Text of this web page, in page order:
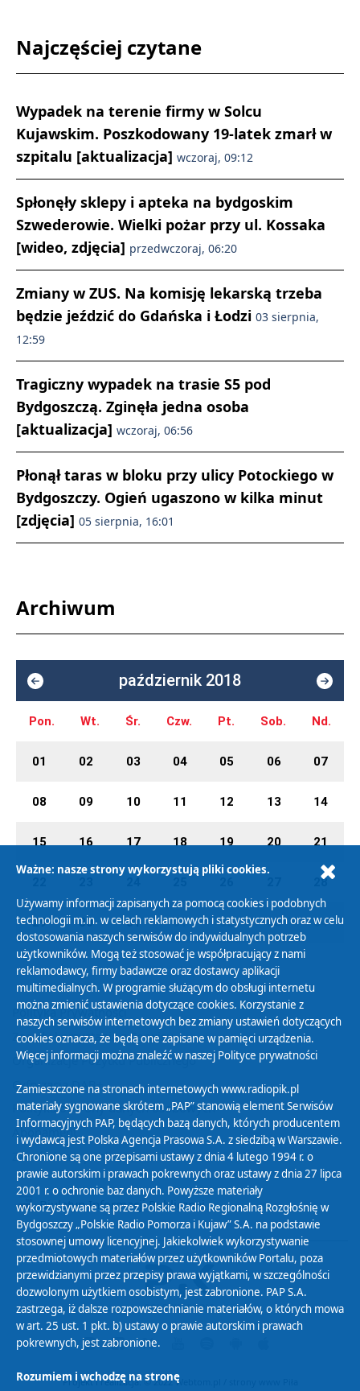
Najczęściej czytane
Wypadek na terenie firmy w Solcu
Kujawskim. Poszkodowany 19-latek zmarł w
szpitalu [aktualizacja] wczoraj, 09:12
Spłonęły sklepy i apteka na bydgoskim
Szwederowie. Wielki pożar przy ul. Kossaka
[wideo, zdjęcia] przedwczoraj, 06:20
Zmiany w ZUS. Na komisję lekarską trzeba
będzie jeździć do Gdańska i Łodzi 03 sierpnia,
12:59
Tragiczny wypadek na trasie S5 pod
Bydgoszczą. Zginęła jedna osoba
[aktualizacja] wczoraj, 06:56
Płonął taras w bloku przy ulicy Potockiego w
Bydgoszczy. Ogień ugaszono w kilka minut
[zdjęcia] 05 sierpnia, 16:01
Archiwum
październik 2018
Pon. Wt. Śr. Czw. Pt. Sob. Nd.
01 02 03 04 05 06 07
08 09 10 11 12 13 14
15 16 17 18 19 20 21
28
29 30 31 01 02 03 04
Polityka Prywatności
Zasady korzystania z Serwisu
Organizacje Pożytku Publicznego
Cyfryzacja DAB+
Polityka ochrony danych osobowych
Abonament
Zamówienia publiczne
Biuletyn Informacji Publicznej
Projekt i realizacja: © 2022Webtom.pl
Ważne: nasze strony wykorzystują pliki cookies.
Używamy informacji zapisanych za pomocą cookies i podobnych
technologii m.in. w celach reklamowych i statystycznych oraz w celu
dostosowania naszych serwisów do indywidualnych potrzeb
użytkowników. Mogą też stosować je współpracujący z nami
reklamodawcy, firmy badawcze oraz dostawcy aplikacji
multimedialnych. W programie służącym do obsługi internetu
można zmienić ustawienia dotyczące cookies. Korzystanie z
naszych serwisów internetowych bez zmiany ustawień dotyczących
cookies oznacza, że będą one zapisane w pamięci urządzenia.
Więcej informacji można znaleźć w naszej Polityce prywatności
Zamieszczone na stronach internetowych www.radiopik.pl
materiały sygnowane skrótem „PAP” stanowią element Serwisów
Informacyjnych PAP, będących bazą danych, których producentem
i wydawcą jest Polska Agencja Prasowa S.A. z siedzibą w Warszawie.
Chronione są one przepisami ustawy z dnia 4 lutego 1994 r. o
prawie autorskim i prawach pokrewnych oraz ustawy z dnia 27 lipca
2001 r. o ochronie baz danych. Powyższe materiały
wykorzystywane są przez Polskie Radio Regionalną Rozgłośnię w
Bydgoszczy „Polskie Radio Pomorza i Kujaw” S.A. na podstawie
stosownej umowy licencyjnej. Jakiekolwiek wykorzystywanie
przedmiotowych materiałów przez użytkowników Portalu, poza
przewidzianymi przez przepisy prawa wyjątkami, w szczególności
dozwolonym użytkiem osobistym, jest zabronione. PAP S.A.
zastrzega, iż dalsze rozpowszechnianie materiałów, o których mowa
w art. 25 ust. 1 pkt. b) ustawy o prawie autorskim i prawach
pokrewnych, jest zabronione.
Rozumiem i wchodzę na stronę